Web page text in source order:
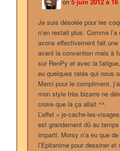
on5 juin 2012 à
Je suis désolée pour les
n’en restait plus. Comme
avons effectivement fait
avant la convention mais à
sur RenPy et avec la
eu quelques ratés qui nous
Merci pour le compliment,
mon style très bizarre ne
croire que là ça allait ^^.
L’effet « je-cache-les-
est grandement dû au
imparti. Morsy n’a eu que
l’Epitanime pour dessiner